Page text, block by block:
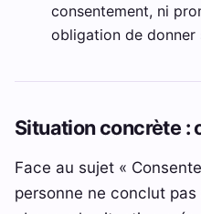
consentement, ni
obligation de donner
Situation concrète :
Face au sujet «
personne ne conclut pas